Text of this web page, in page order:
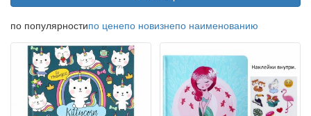
по популярностипо ценепо новизнепо наименованию